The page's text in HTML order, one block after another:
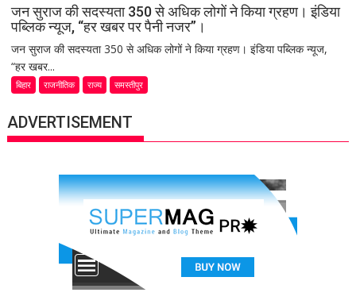
जन सुराज की सदस्यता 350 से अधिक लोगों ने किया ग्रहण। इंडिया
पब्लिक न्यूज, “हर खबर पर पैनी नजर”।
जन सुराज की सदस्यता 350 से अधिक लोगों ने किया ग्रहण। इंडिया पब्लिक न्यूज,
“हर खबर...
बिहार राजनीतिक राज्य समस्तीपुर
ADVERTISEMENT